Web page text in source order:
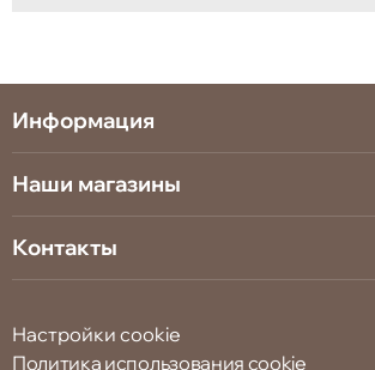
Информация
Наши магазины
Контакты
Настройки cookie
Политика использования cookie